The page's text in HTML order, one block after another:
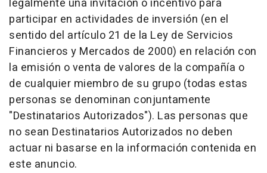
legalmente una invitación o incentivo para
participar en actividades de inversión (en el
sentido del artículo 21 de la Ley de Servicios
Financieros y Mercados de 2000) en relación con
la emisión o venta de valores de la compañía o
de cualquier miembro de su grupo (todas estas
personas se denominan conjuntamente
"Destinatarios Autorizados"). Las personas que
no sean Destinatarios Autorizados no deben
actuar ni basarse en la información contenida en
este anuncio.